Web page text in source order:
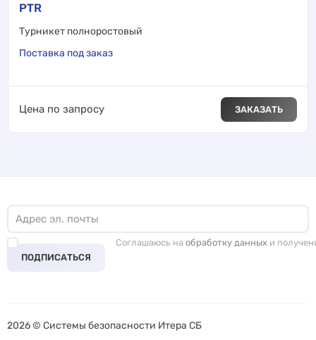
PTR
Турникет полноростовый
Поставка под заказ
Цена по запросу ЗАКАЗАТЬ
ПОДПИСАТЬСЯ
Соглашаюсь на обработку данных и
2026 © Системы безопасности Итера СБ